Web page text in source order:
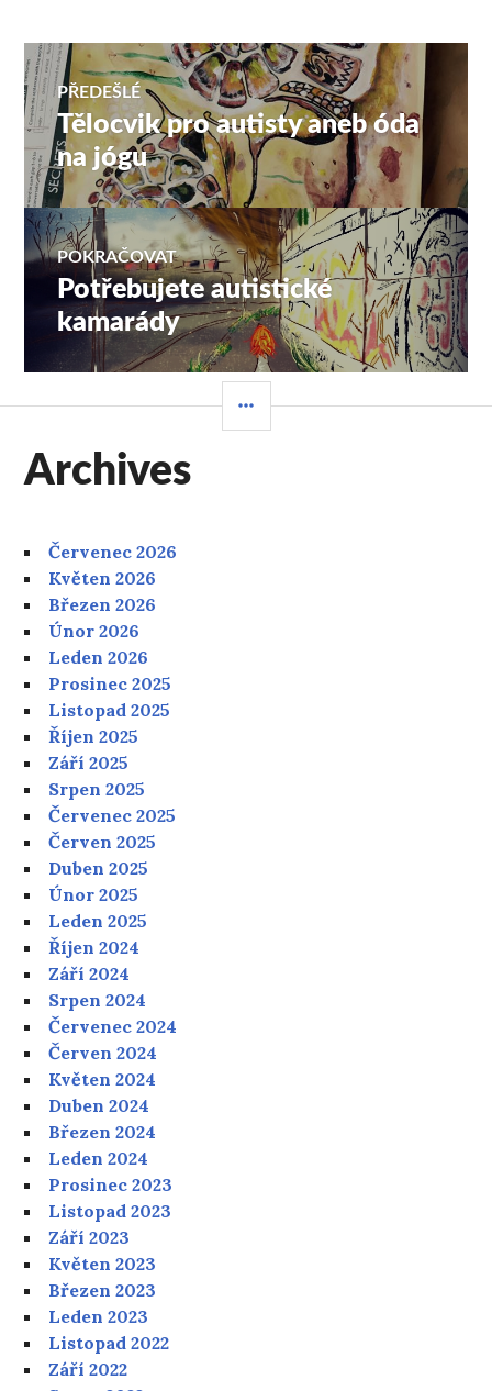
Navigace
pro
příspěvek
PŘEDEŠLÉ
Předchozí
příspěvek:
Tělocvik pro autisty aneb óda
na jógu
POKRAČOVAT
Následující
příspěvek:
Potřebujete autistické
kamarády
PANEL
Archives
Červenec 2026
Květen 2026
Březen 2026
Únor 2026
Leden 2026
Prosinec 2025
Listopad 2025
Říjen 2025
Září 2025
Srpen 2025
Červenec 2025
Červen 2025
Duben 2025
Únor 2025
Leden 2025
Říjen 2024
Září 2024
Srpen 2024
Červenec 2024
Červen 2024
Květen 2024
Duben 2024
Březen 2024
Leden 2024
Prosinec 2023
Listopad 2023
Září 2023
Květen 2023
Březen 2023
Leden 2023
Listopad 2022
Září 2022